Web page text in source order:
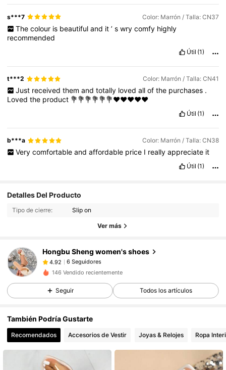
s***7 Color: Marrón / Talla: CN37
The colour is beautiful and it ’ s wry comfy highly
recommended
Útil (1)
t***2 Color: Marrón / Talla: CN41
Just received them and totally loved all of the purchases .
Lovedthe product 💐💐💐💐💐💐❤️❤️❤️❤️❤️
Útil (1)
b***a Color: Marrón / Talla: CN38
Very comfortable and affordable price I really appreciate it
Útil (1)
Detalles Del Producto
Tipo de cierre: Slip on
Ver más
Hongbu Sheng women's shoes
4.92 6 Seguidores
4.92 6 Seguidores
6 Seguidores
4.92 6 Seguidores
m***6seguidoHace 1 día
146 Vendido recientemente
Seguir Todos los artículos
También Podría Gustarte
Recomendados Accesorios de Vestir Joyas & Relojes Ropa